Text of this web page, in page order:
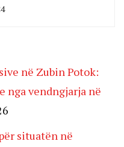
në Zubin Potok:
nga vendngjarja në
situatën në